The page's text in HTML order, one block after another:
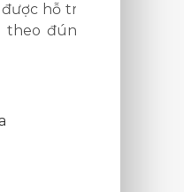
hỗ trợ rất
đúng kế